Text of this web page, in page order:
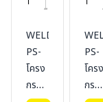
2.5
เมต
WELDING-
PS-
โครง
กรวย
PS-
โครง
กรวย